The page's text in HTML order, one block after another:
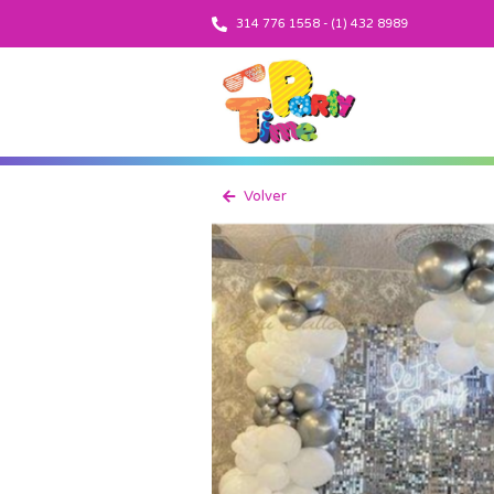
314 776 1558 - (1) 432 8989
Volver